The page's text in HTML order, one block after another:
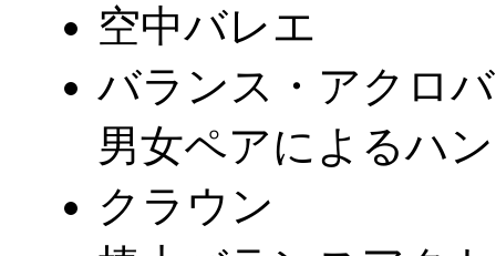
空中バレエ
バランス・アクロ
男女ペアによるハ
クラウン